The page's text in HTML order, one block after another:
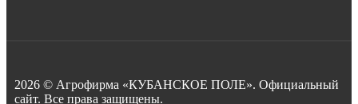
2026 © Агрофирма «КУБАНСКОЕ ПОЛЕ». Официальный
сайт. Все права защищены.